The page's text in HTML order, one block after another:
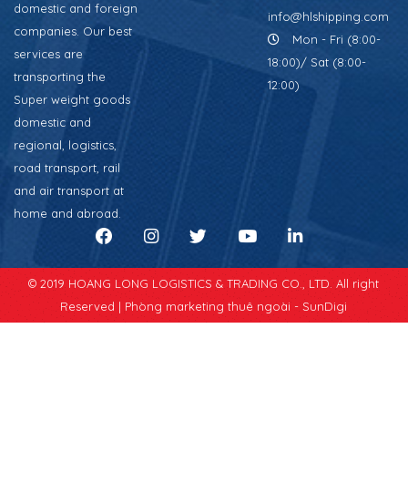
domestic and foreign
companies. Our best
services are
transporting the
Super weight goods
domestic and
regional, logistics,
road transport, rail
and air transport at
home and abroad.
info@hlshipping.com
Mon - Fri (8:00-
18:00)/ Sat (8:00-
12:00)
© 2019 HOANG LONG LOGISTICS & TRADING CO., LTD. All right
Reserved | Phòng marketing thuê ngoài - SunDigi